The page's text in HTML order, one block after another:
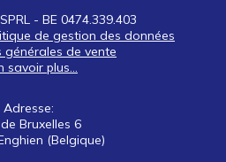
- BE 0474.339.403
de gestion des données
générales de vente
savoir plus...
Adresse:
Bruxelles 6
(Belgique)